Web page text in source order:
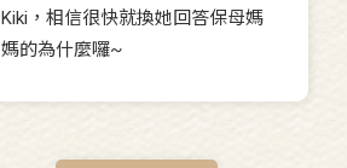
Kiki，相信很快就換她回答保母媽
媽的為什麼囉~